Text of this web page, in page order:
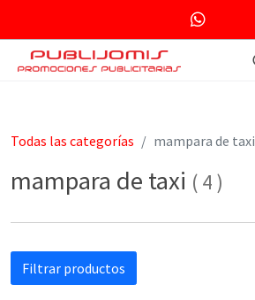
Todas las categorías mampara de taxi
mampara de taxi ( 4 )
Filtrar productos